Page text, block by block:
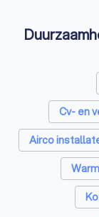
Cv- en
Airco